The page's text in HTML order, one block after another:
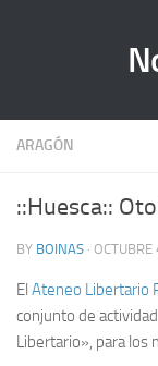
ARAGÓN
::Huesca::
BY BOINAS ·
El Ateneo Libertario
conjunto de
Libertario», para los